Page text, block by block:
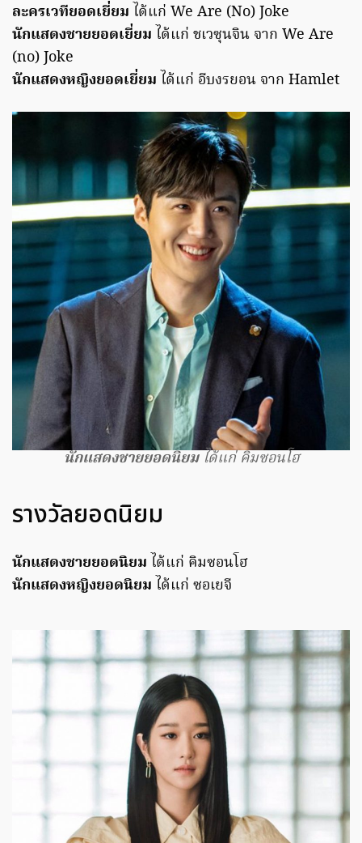
ละครเวทียอดเยี่ยม ได้แก่ We Are (No) Joke
นักแสดงชายยอดเยี่ยม ได้แก่ ชเวซุนจิน จาก We Are
(no) Joke
นักแสดงหญิงยอดเยี่ยม ได้แก่ อีบงรยอน จาก Hamlet
นักแสดงชายยอดนิยมได้แก่ คิมซอนโฮ
รางวัลยอดนิยม
นักแสดงชายยอดนิยม ได้แก่ คิมซอนโฮ
นักแสดงหญิงยอดนิยม ได้แก่ ซอเยจี